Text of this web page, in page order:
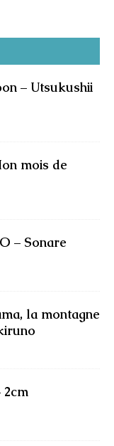
– Utsukushii
mois de
– Sonare
la montagne
2cm